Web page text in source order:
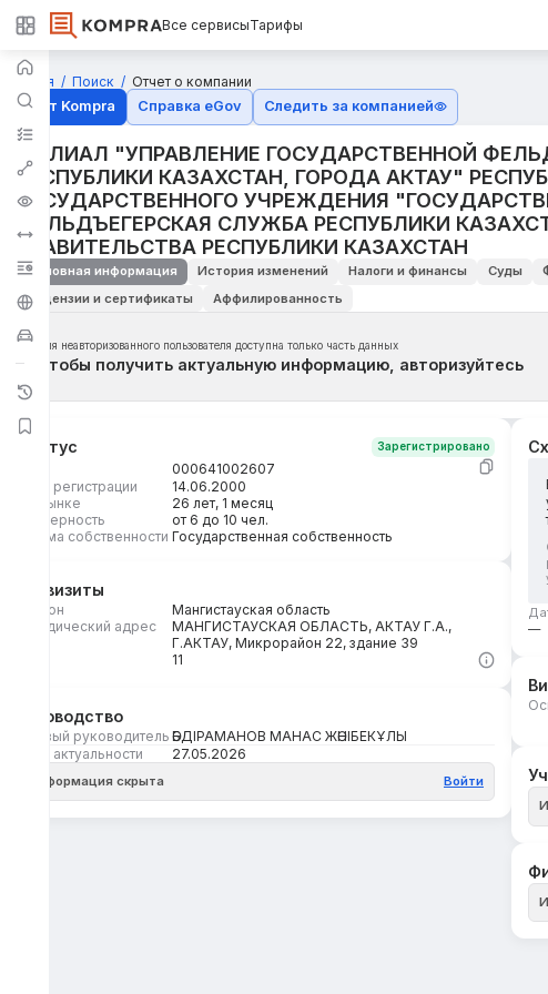
Все сервисыТарифы
Главная Поиск
Отчет о компании
Отчёт Kompra
Справка eGov Следить за компанией
ФИЛИАЛ "УПРАВЛЕНИЕ ГОСУДАРСТВЕННОЙ
РЕСПУБЛИКИ КАЗАХСТАН, ГОРОДА АКТАУ"
ГОСУДАРСТВЕННОГО УЧРЕЖДЕНИЯ
ФЕЛЬДЪЕГЕРСКАЯ СЛУЖБА РЕСПУБЛИКИ
ПРАВИТЕЛЬСТВА РЕСПУБЛИКИ КАЗАХСТАН
Основная информация История изменений Налоги и финансы Суды
Лицензии и сертификаты
Аффилированность
Для неавторизованного пользователя доступна только часть данных
Чтобы получить актуальную информацию, авторизуйтесь
Статус Зарегистрировано
000641002607
Дата регистрации
14.06.2000
На рынке
26 лет, 1 месяц
Размерность
от 6 до 10 чел.
Форма собственности Государственная собственность
Реквизиты
Регион
Мангистауская область
Юридический адрес
МАНГИСТАУСКАЯ ОБЛАСТЬ, АКТАУ Г.А.,
Г.АКТАУ, Микрорайон 22, здание 39
11
Руководство
Первый руководитель ӘБДІРАМАНОВ МАНАС ЖӘНІБЕКҰЛЫ
Дата актуальности
27.05.2026
Информация скрыта Войти
—